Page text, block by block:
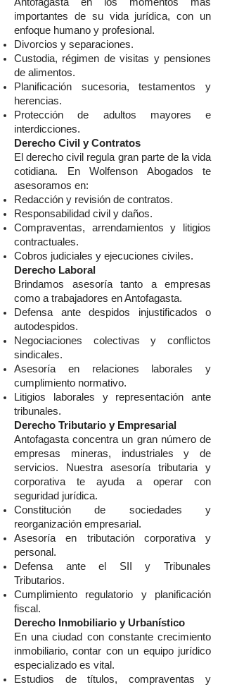
importantes de su vida jurídica, con un
enfoque humano y profesional.
Divorcios y separaciones.
Custodia, régimen de visitas y pensiones
de alimentos.
Planificación sucesoria, testamentos y
herencias.
Protección de adultos mayores e
interdicciones.
Derecho Civil y Contratos
El derecho civil regula gran parte de la vida
cotidiana. En Wolfenson Abogados te
asesoramos en:
Redacción y revisión de contratos.
Responsabilidad civil y daños.
Compraventas, arrendamientos y litigios
contractuales.
Cobros judiciales y ejecuciones civiles.
Derecho Laboral
Brindamos asesoría tanto a empresas
como a trabajadores en Antofagasta.
Defensa ante despidos injustificados o
autodespidos.
Negociaciones colectivas y conflictos
sindicales.
Asesoría en relaciones laborales y
cumplimiento normativo.
Litigios laborales y representación ante
tribunales.
Derecho Tributario y Empresarial
Antofagasta concentra un gran número de
empresas mineras, industriales y de
servicios. Nuestra asesoría tributaria y
corporativa te ayuda a operar con
seguridad jurídica.
Constitución de sociedades y
reorganización empresarial.
Asesoría en tributación corporativa y
personal.
Defensa ante el SII y Tribunales
Tributarios.
Cumplimiento regulatorio y planificación
fiscal.
Derecho Inmobiliario y Urbanístico
En una ciudad con constante crecimiento
inmobiliario, contar con un equipo jurídico
especializado es vital.
Estudios de títulos, compraventas y